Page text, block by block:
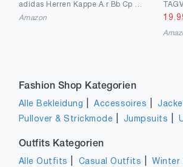
Amazon
Fashion Shop Kategorien
Alle Bekleidung |Accessoires |
Pullover & Strickmode |Jumpsuits |
Outfits Kategorien
Alle Outfits Casual Outfits |